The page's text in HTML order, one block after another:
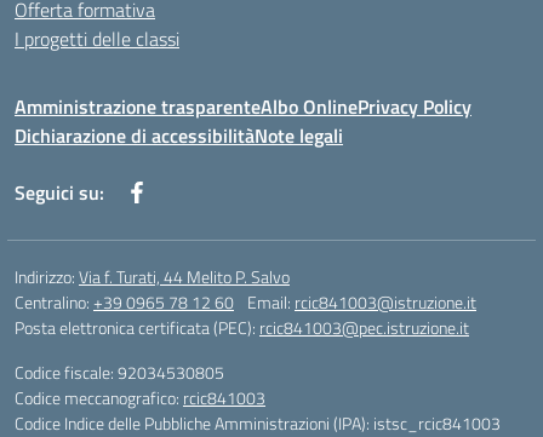
Offerta formativa
I progetti delle classi
Amministrazione trasparenteAlbo OnlinePrivacy Policy
Dichiarazione di accessibilitàNote legali
Seguici su:
Indirizzo:Via f. Turati, 44 Melito P. Salvo
Centralino:+39 0965 78 12 60 Email: rcic841003@istruzione.it
Posta elettronica certificata (PEC): rcic841003@pec.istruzione.it
Codice fiscale: 92034530805
Codice meccanografico: rcic841003
Codice Indice delle Pubbliche Amministrazioni (IPA): istsc_rcic841003